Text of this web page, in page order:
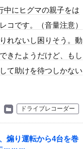
野球...
の業績は...
中にヒグマの親子をは
コです。（音量注意）
れないし困りそう。動
きたようだけど、もし
て助けを待つしかない
ドライブレコーダー
煽り運転から4台を巻